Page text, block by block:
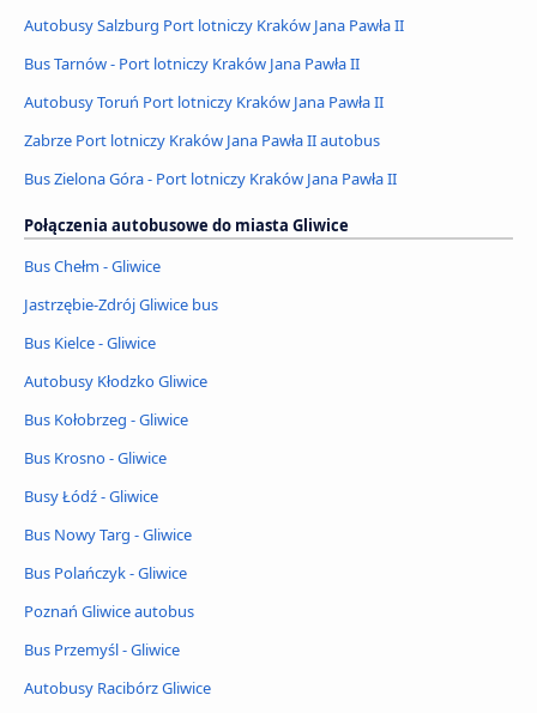
Autobusy Salzburg Port lotniczy Kraków Jana Pawła II
Bus Tarnów - Port lotniczy Kraków Jana Pawła II
Autobusy Toruń Port lotniczy Kraków Jana Pawła II
Zabrze Port lotniczy Kraków Jana Pawła II autobus
Bus Zielona Góra - Port lotniczy Kraków Jana Pawła II
Połączenia autobusowe do miasta Gliwice
Bus Chełm - Gliwice
Jastrzębie-Zdrój Gliwice bus
Bus Kielce - Gliwice
Autobusy Kłodzko Gliwice
Bus Kołobrzeg - Gliwice
Bus Krosno - Gliwice
Busy Łódź - Gliwice
Bus Nowy Targ - Gliwice
Bus Polańczyk - Gliwice
Poznań Gliwice autobus
Bus Przemyśl - Gliwice
Autobusy Racibórz Gliwice